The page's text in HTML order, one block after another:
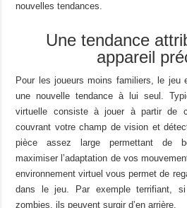
nouvelles tendances.
Une tendance
appareil
Pour les joueurs moins familiers, le jeu
une nouvelle tendance à lui seul.
virtuelle consiste à jouer à partir de
couvrant votre champ de vision et
pièce assez large permettant de
maximiser l’adaptation de vos
environnement virtuel vous permet de
dans le jeu. Par exemple terrifiant,
zombies, ils peuvent surgir d’en arrière.